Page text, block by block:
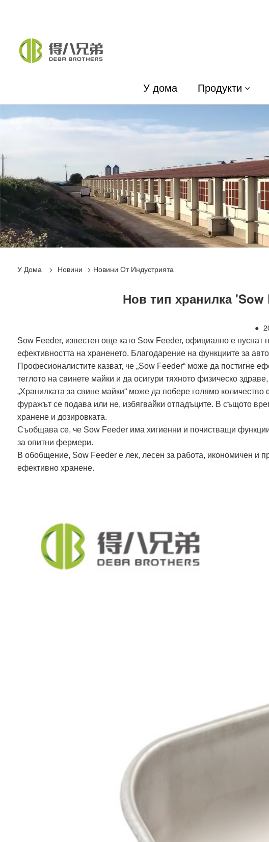
У дома Продукти
У Дома > Новини > Новини От Индустрията
Нов тип хранилка 'Sow
●
Sow Feeder, известен още като Sow Feeder, официално е
ефективността на храненето. Благодарение на функциите за
Професионалистите казват, че „Sow Feeder“ може да постигне
теглото на свинете майки и да осигури тяхното физическо
„Хранилката за свине майки“ може да побере голямо
фуражът се подава или не, избягвайки отпадъците. В същото
хранене и дозировката.
Съобщава се, че Sow Feeder има хигиенни и почистващи
за опитни фермери.
В обобщение, Sow Feeder е лек, лесен за работа, икономичен и
ефективно хранене.